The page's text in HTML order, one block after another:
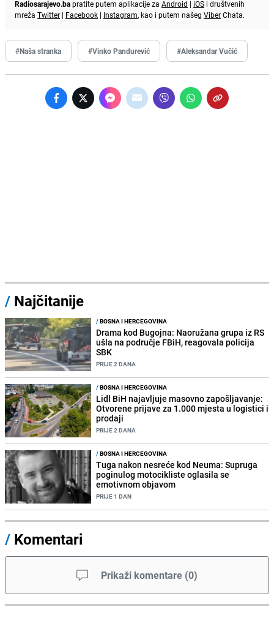
Radiosarajevo.bapratite putem aplikacije za Android | iOS i društvenih
mreža Twitter | Facebook | Instagram, kao i putem našeg ViberChata.
#Naša stranka #Vinko Pandurević #Aleksandar Vučić
/ Najčitanije
/BOSNA I HERCEGOVINA
Drama kod Bugojna: Naoružana grupa iz RS
ušla na područje FBiH, reagovala policija
SBK
PRIJE 2 DANA
/BOSNA I HERCEGOVINA
Lidl BiH najavljuje masovno zapošljavanje:
Otvorene prijave za 1.000 mjesta u logistici i
prodaji
PRIJE 2 DANA
/BOSNA I HERCEGOVINA
Tuga nakon nesreće kod Neuma: Supruga
poginulog motocikliste oglasila se
emotivnom objavom
PRIJE 1 DAN
/ Komentari
Prikaži komentare (0)